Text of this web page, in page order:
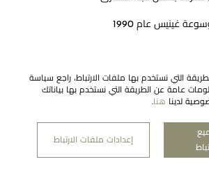
غينيس عام 1990
التي نستخدم بها ملفات الارتباط، راجع سياسة
عامة عن الطريقة التي نستخدم بها بياناتك
لدينا هنا.
إعدادات ملفات الارتباط